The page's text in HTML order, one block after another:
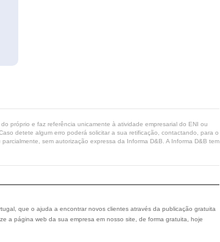
próprio e faz referência unicamente à atividade empresarial do ENI ou
detete algum erro poderá solicitar a sua retificação, contactando, para o
sem autorização expressa da Informa D&B. A Informa D&B tem
que o ajuda a encontrar novos clientes através da publicação gratuita
a página web da sua empresa em nosso site, de forma gratuita, hoje